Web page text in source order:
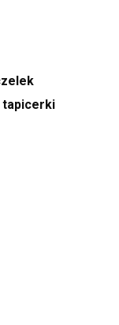
tapicerki